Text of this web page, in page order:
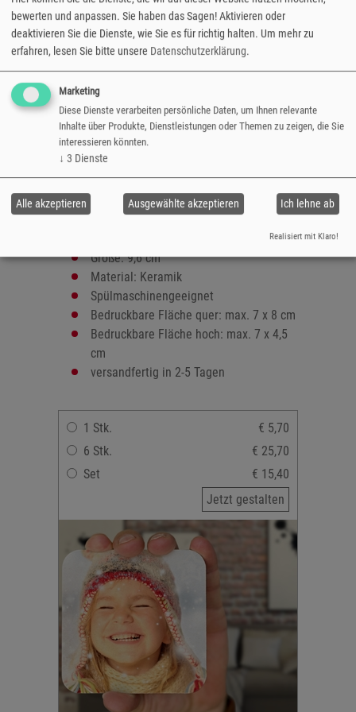
unserer klassischen Fototasse.
Untersetzer
Unterseite mit Korkbeschichtung
Stärke: 4 mm
Verfügbare Sets:
- 6er-Set
- Fototasse & Untersetzer (1 Bild)
versandfertig in 2-5 Tagen
Größe: 9,6 cm
Material: Keramik
Spülmaschinengeeignet
Bedruckbare Fläche quer: max. 7 x 8 cm
Bedruckbare Fläche hoch: max. 7 x 4,5
cm
versandfertig in 2-5 Tagen
1 Stk.
€ 5,70
6 Stk.
€ 25,70
Set
€ 15,40
Jetzt gestalten
bewerten und anpassen. Sie haben das Sagen! Aktivieren oder
deaktivieren Sie die Dienste, wie Sie es für richtig halten. Um mehr zu
erfahren, lesen Sie bitte unsere Datenschutzerklärung.
Marketing
Diese Dienste verarbeiten persönliche Daten, um Ihnen relevante
Inhalte über Produkte, Dienstleistungen oder Themen zu zeigen, die Sie
interessieren könnten.
↓ 3 Dienste
Ich lehne ab
Ausgewählte akzeptieren
Alle akzeptieren
Realisiert mit Klaro!